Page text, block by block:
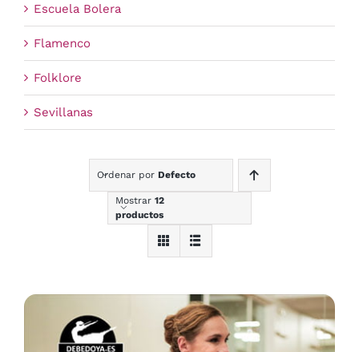
Escuela Bolera
Flamenco
Folklore
Sevillanas
Ordenar por Defecto
Mostrar 12
productos